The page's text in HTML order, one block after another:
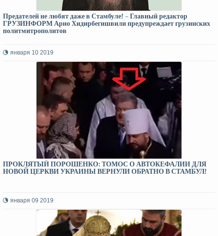
Предателей не любят даже в Стамбуле! – Главный редактор
ГРУЗИНФОРМ Арно Хидирбегишвили предупреждает грузинских
политмитрополитов
января 10 2019
ПРОКЛЯТЫЙ ПОРОШЕНКО: ТОМОС О АВТОКЕФАЛИИ ДЛЯ
НОВОЙ ЦЕРКВИ УКРАИНЫ ВЕРНУЛИ ОБРАТНО В СТАМБУЛ!
января 09 2019